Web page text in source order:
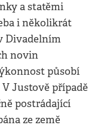
a statěmi
i několikrát
Divadelním
novin
působí
Justově případě
postrádající
ze země